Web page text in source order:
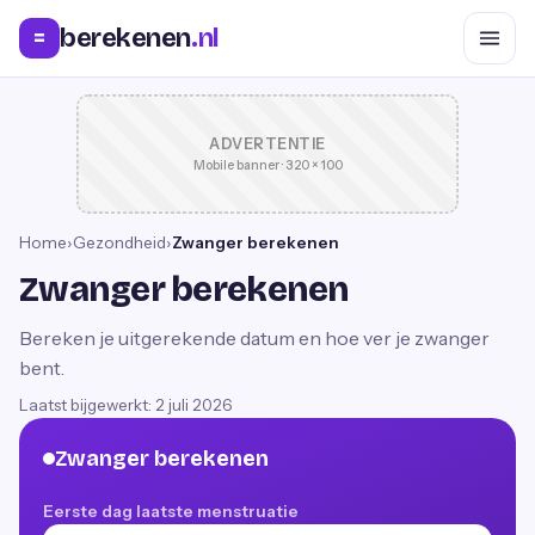
= berekenen.nl
ADVERTENTIE
Mobile banner · 320 × 100
Home›Gezondheid›Zwanger berekenen
Zwanger berekenen
Bereken je uitgerekende datum en hoe ver je zwanger
bent.
Laatst bijgewerkt: 2 juli 2026
Zwanger berekenen
Eerste dag laatste menstruatie